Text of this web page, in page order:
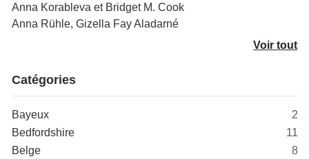
Anna Korableva et Bridget M. Cook
Anna Rühle, Gizella Fay Aladarné
Voir tout
Catégories
Bayeux
2
Bedfordshire
11
Belge
8